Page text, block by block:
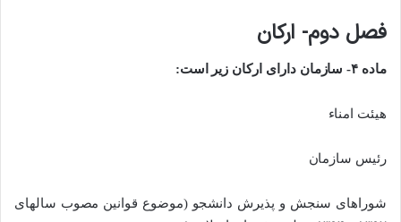
فصل دوم- ارکان
ماده ۴- سازمان دارای ارکان زیر است:
هیئت امناء
رئیس سازمان
شورا‌های سنجش و پذیرش دانشجو (موضوع قوانین مصوب سال­های